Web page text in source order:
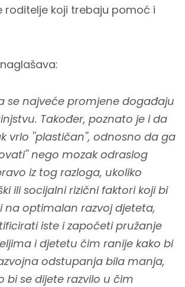
roditelje koji trebaju pomoć i
se najveće promjene događaju
Također, poznato je i da
vrlo ''plastičan'', odnosno da ga
nego mozak odraslog
iz tog razloga, ukoliko
ili socijalni rizični faktori koji bi
na optimalan razvoj djeteta,
iste i započeti pružanje
i djetetu čim ranije kako bi
odstupanja bila manja,
bi se dijete razvilo u čim